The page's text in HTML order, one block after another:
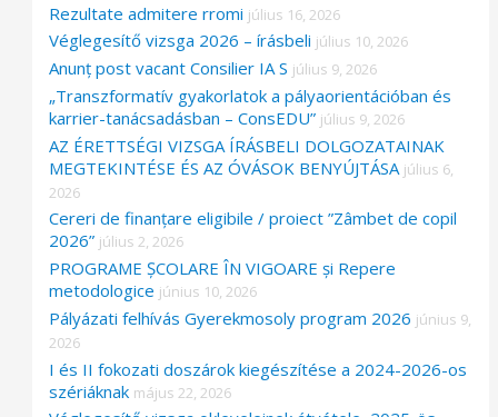
Rezultate admitere rromi július 16, 2026
Véglegesítő vizsga 2026 – írásbeli július 10, 2026
Anunț post vacant Consilier IA S július 9, 2026
„Transzformatív gyakorlatok a pályaorientációban és
karrier-tanácsadásban – ConsEDU” július 9, 2026
AZ ÉRETTSÉGI VIZSGA ÍRÁSBELI DOLGOZATAINAK
MEGTEKINTÉSE ÉS AZ ÓVÁSOK BENYÚJTÁSA július 6,
2026
Cereri de finanțare eligibile / proiect ”Zâmbet de copil
2026” július 2, 2026
PROGRAME ȘCOLARE ÎN VIGOARE și Repere
metodologice június 10, 2026
Pályázati felhívás Gyerekmosoly program 2026 június 9,
2026
I és II fokozati doszárok kiegészítése a 2024-2026-os
szériáknak május 22, 2026